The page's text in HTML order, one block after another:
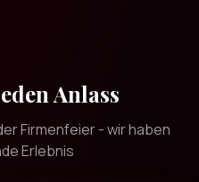
Anlass
Firmenfeier - wir haben
Erlebnis